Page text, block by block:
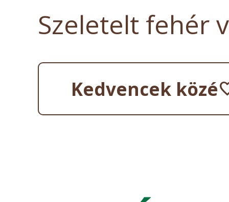
Szeletelt fehér
Kedvencek közé